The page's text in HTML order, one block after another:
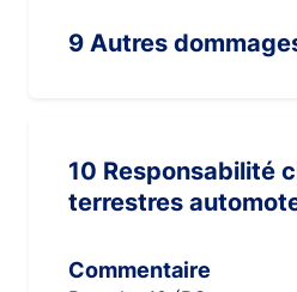
9 Autres
10 Responsabilité
terrestres
Commentaire